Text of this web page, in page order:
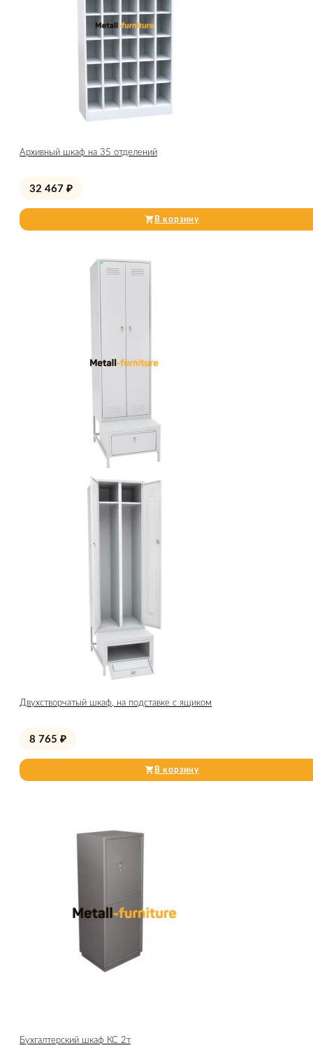
Архивный шкаф на 35 отделений
32 467 ₽
В корзину
Двухстворчатый шкаф, на подставке с ящиком
8 765 ₽
В корзину
Бухгалтерский шкаф КС 2т